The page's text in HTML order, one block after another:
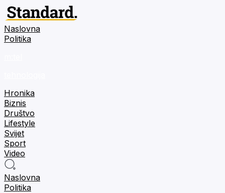
Naslovna
Politika
Hronika
Biznis
Društvo
Lifestyle
Svijet
Sport
Video
Naslovna
Politika